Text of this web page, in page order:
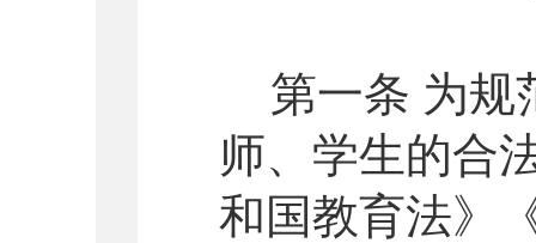
第一条 为规
师、学生的合
和国教育法》